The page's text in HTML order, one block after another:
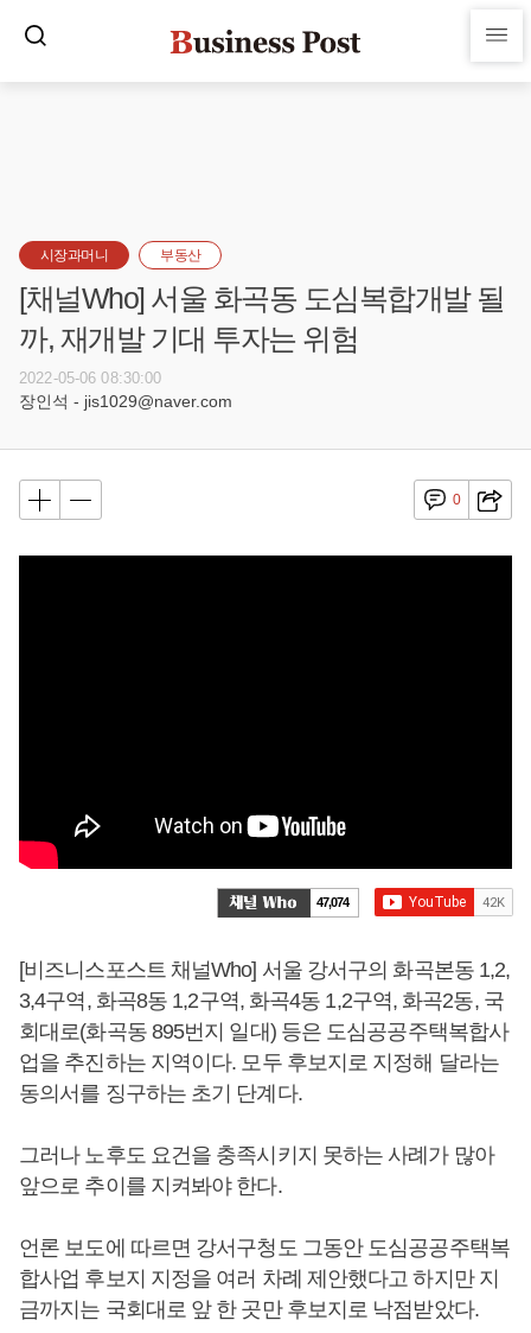
시장과머니 부동산
[채널Who] 서울 화곡동 도심복합개발 될
까, 재개발 기대 투자는 위험
2022-05-06 08:30:00
장인석 - jis1029@naver.com
0
47,074
[비즈니스포스트 채널Who] 서울 강서구의 화곡본동 1,2,
3,4구역, 화곡8동 1,2구역, 화곡4동 1,2구역, 화곡2동, 국
회대로(화곡동 895번지 일대) 등은 도심공공주택복합사
업을 추진하는 지역이다. 모두 후보지로 지정해 달라는
동의서를 징구하는 초기 단계다.
그러나 노후도 요건을 충족시키지 못하는 사례가 많아
앞으로 추이를 지켜봐야 한다.
언론 보도에 따르면 강서구청도 그동안 도심공공주택복
합사업 후보지 지정을 여러 차례 제안했다고 하지만 지
금까지는 국회대로 앞 한 곳만 후보지로 낙점받았다.